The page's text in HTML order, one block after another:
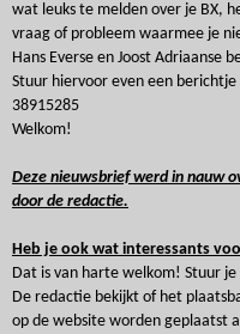
wat leuks te melden over je BX,
vraag of probleem waarmee je
Hans Everse en Joost Adriaanse
Stuur hiervoor even een
38915285
Welkom!
Deze nieuwsbrief werd in nauw
door de redactie.
Heb je ook wat interessants
Dat is van harte welkom! Stuur
De redactie bekijkt of het
op de website worden geplaatst